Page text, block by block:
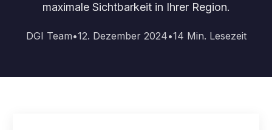
maximale Sichtbarkeit in Ihrer Region.
DGI Team•12. Dezember 2024•14 Min. Lesezeit